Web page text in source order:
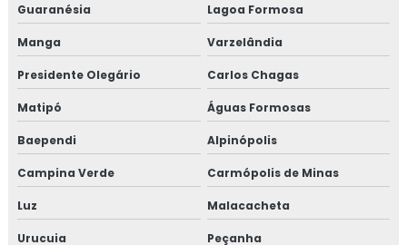
Guaranésia Lagoa Formosa
Manga Varzelândia
Presidente Olegário Carlos Chagas
Matipó Águas Formosas
Baependi Alpinópolis
Campina Verde Carmópolis de Minas
Luz Malacacheta
Urucuia Peçanha